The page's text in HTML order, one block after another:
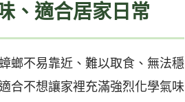
、適合居家日常
螂不易靠近、難以取食、無法穩
合不想讓家裡充滿強烈化學氣味